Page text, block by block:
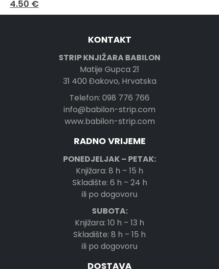
4.50 €
KONTAKT
STRIP KNJIŽARA BABILON
Matije Gupca 21
31 400 Đakovo, Hrvatska
Telefon: 098 776 766
info@babilon-strip.com
www.babilon-strip.com
RADNO VRIJEME
PONEDJELJAK – PETAK:
Knjižara: 8 h – 15 h
Skladište: 6 h – 24 h
ili po dogovoru
SUBOTA:
Knjižara: 10 h – 13 h
Skladište: 8 h – 15 h
ili po dogovoru
DOSTAVA